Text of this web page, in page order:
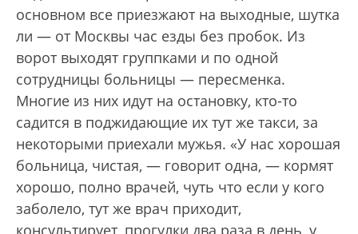
основном все приезжают на выходные, шутка
ли — от Москвы час езды без пробок. Из
ворот выходят группками и по одной
сотрудницы больницы — пересменка.
Многие из них идут на остановку, кто-то
садится в поджидающие их тут же такси, за
некоторыми приехали мужья. «У нас хорошая
больница, чистая, — говорит одна, — кормят
хорошо, полно врачей, чуть что если у кого
заболело, тут же врач приходит,
консультирует, прогулки два раза в день, у